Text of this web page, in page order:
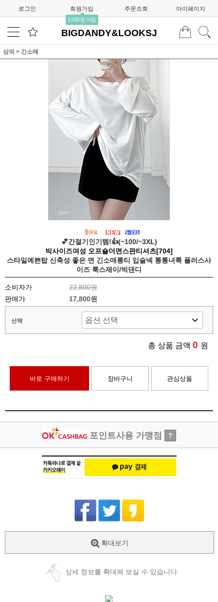
로그인 회원가입
2,000원 적립
주문조회 마이페이지
BIGDANDY&LOOKSJ
상의 > 긴소매
💕간절기인기템!👍(~100/~3XL)
빅사이즈여성 오프숄더면스판티셔츠[704]
스타일예쁜탑 신축성 좋은 면 긴소매롱티 입술넥 통통녀룩 플러스사
이즈 룩스제이/빅댄디
소비자가
22,800원
판매가
17,800원
선택
총 상품 금액 0 원
바로 구매하기 장바구니 관심상품
포인트사용 가맹점 ?
확대보기
상세 정보를 확대해 보실 수 있습니다